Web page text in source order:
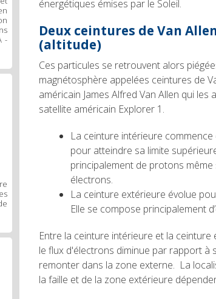
énergétiques émises par le Soleil.
Deux ceintures de Van
(altitude)
Ces particules se retrouvent alors
magnétosphère appelées ceintures de
américain James Alfred Van Allen qui
satellite américain Explorer 1.
La ceinture intérieure
pour atteindre sa limite
principalement de protons
électrons.
La ceinture extérieure évolue
Elle se compose principalement
Entre la ceinture intérieure et la
le flux d'électrons diminue par rapport à
remonter dans la zone externe. La
la faille et de la zone extérieure
-